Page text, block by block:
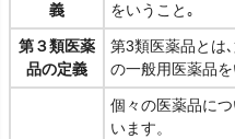
義
をいうこと｡
第３類医薬
品の定義
第3類医薬品とは
の一般用医薬品を
個々の医薬品に
います。